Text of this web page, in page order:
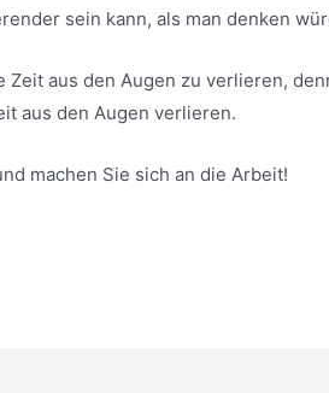
sein kann, als man denken
aus den Augen zu verlieren,
aus den Augen verlieren.
machen Sie sich an die Arbeit!